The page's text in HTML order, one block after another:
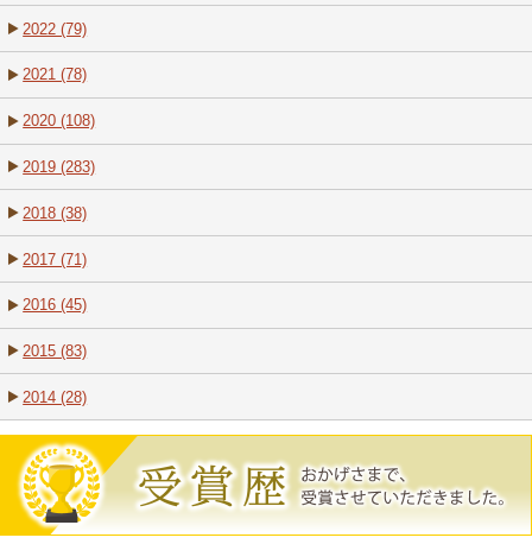
2022 (79)
2021 (78)
2020 (108)
2019 (283)
2018 (38)
2017 (71)
2016 (45)
2015 (83)
2014 (28)